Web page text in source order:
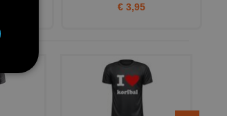
€ 3,95